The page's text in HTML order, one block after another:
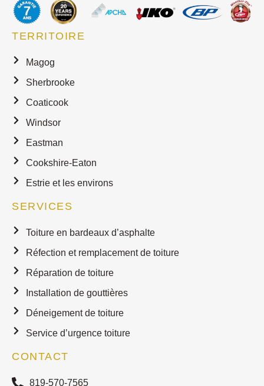
TERRITOIRE
Magog
Sherbrooke
Coaticook
Windsor
Eastman
Cookshire-Eaton
Estrie et les environs
SERVICES
Toiture en bardeaux d’asphalte
Réfection et remplacement de toiture
Réparation de toiture
Installation de gouttières
Déneigement de toiture
Service d’urgence toiture
CONTACT
819-570-7565